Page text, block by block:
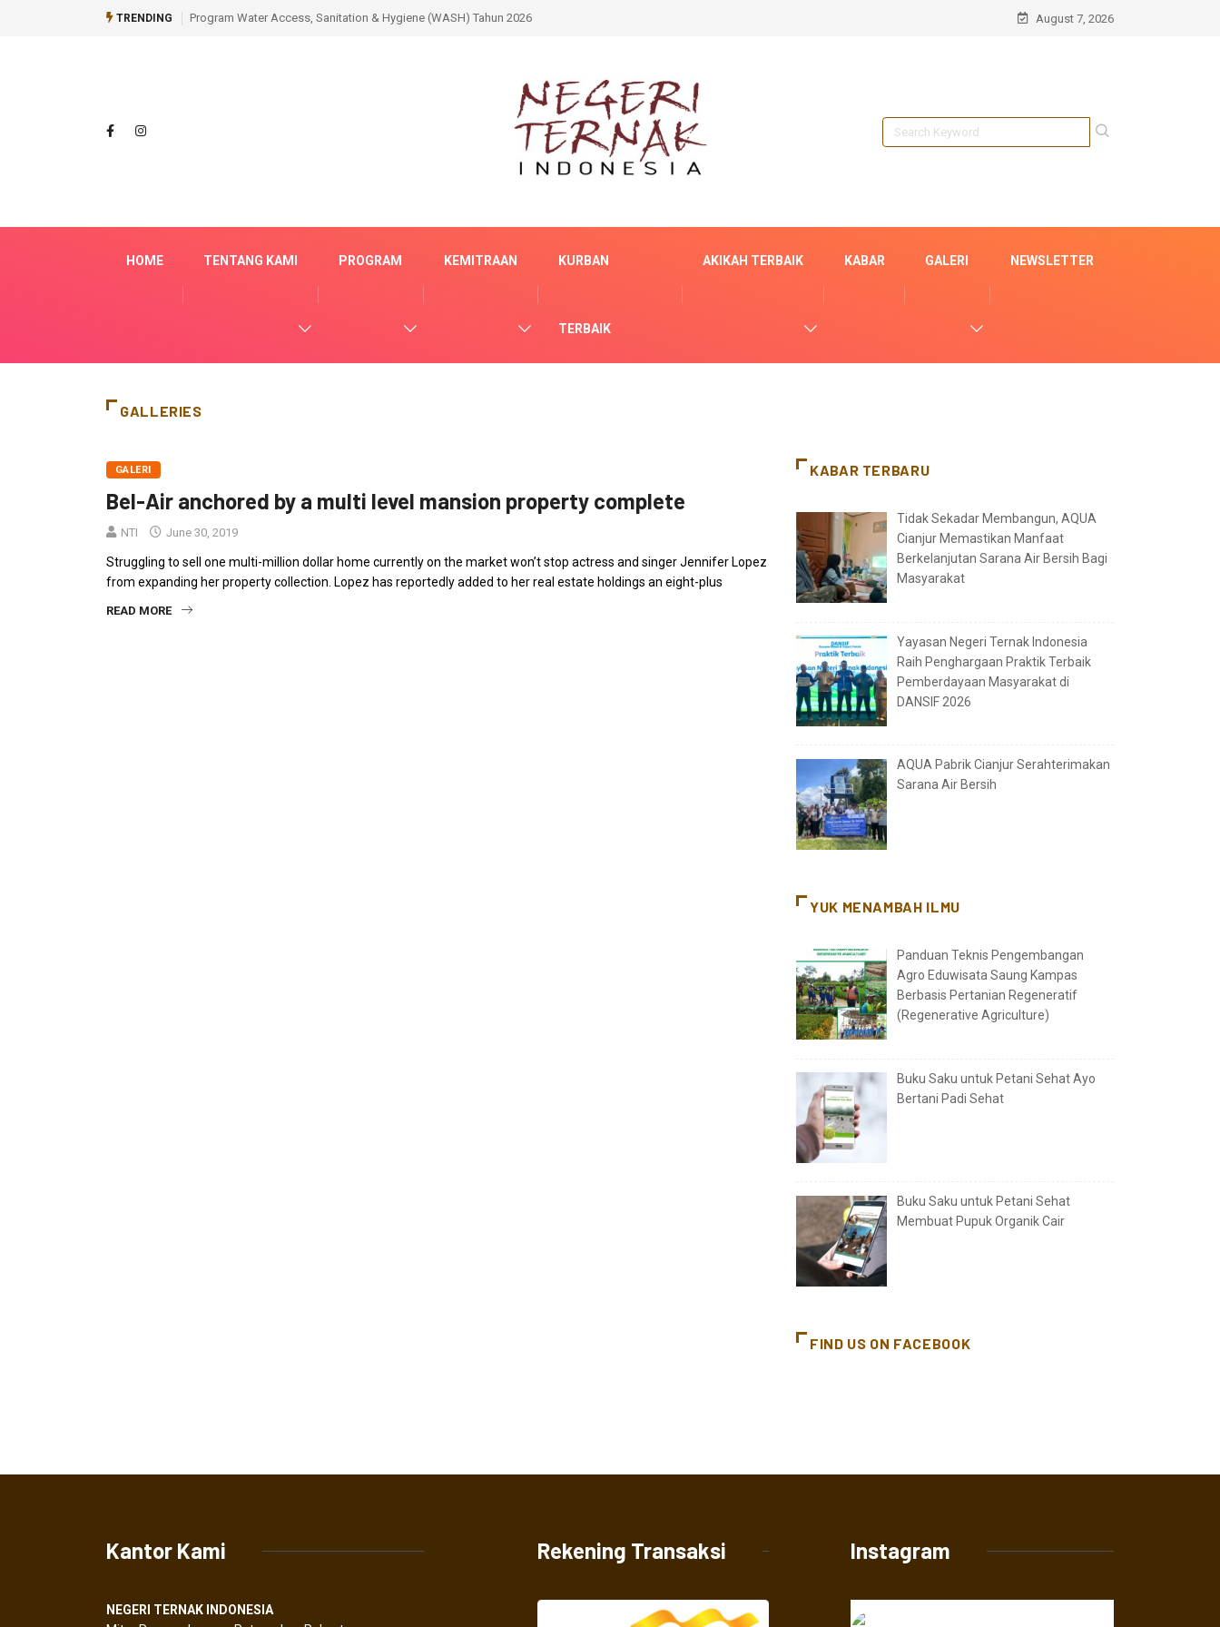
TRENDING Program Water Access, Sanitation & Hygiene (WASH) Tahun 2026 August 7, 2026
HOME TENTANG KAMI PROGRAM KEMITRAAN KURBAN
TERBAIK
AKIKAH TERBAIK KABAR GALERI NEWSLETTER
GALLERIES
GALERI
Bel-Air anchored by a multi level mansion property complete
NTI June 30, 2019
Struggling to sell one multi-million dollar home currently on the market won’t stop actress and singer Jennifer Lopez
from expanding her property collection. Lopez has reportedly added to her real estate holdings an eight-plus
READ MORE
KABAR TERBARU
Tidak Sekadar Membangun, AQUA
Cianjur Memastikan Manfaat
Berkelanjutan Sarana Air Bersih Bagi
Masyarakat
Yayasan Negeri Ternak Indonesia
Raih Penghargaan Praktik Terbaik
Pemberdayaan Masyarakat di
DANSIF 2026
AQUA Pabrik Cianjur Serahterimakan
Sarana Air Bersih
YUK MENAMBAH ILMU
Panduan Teknis Pengembangan
Agro Eduwisata Saung Kampas
Berbasis Pertanian Regeneratif
(Regenerative Agriculture)
Buku Saku untuk Petani Sehat Ayo
Bertani Padi Sehat
Buku Saku untuk Petani Sehat
Membuat Pupuk Organik Cair
FIND US ON FACEBOOK
Kantor Kami
NEGERI TERNAK INDONESIA
Rekening Transaksi Instagram